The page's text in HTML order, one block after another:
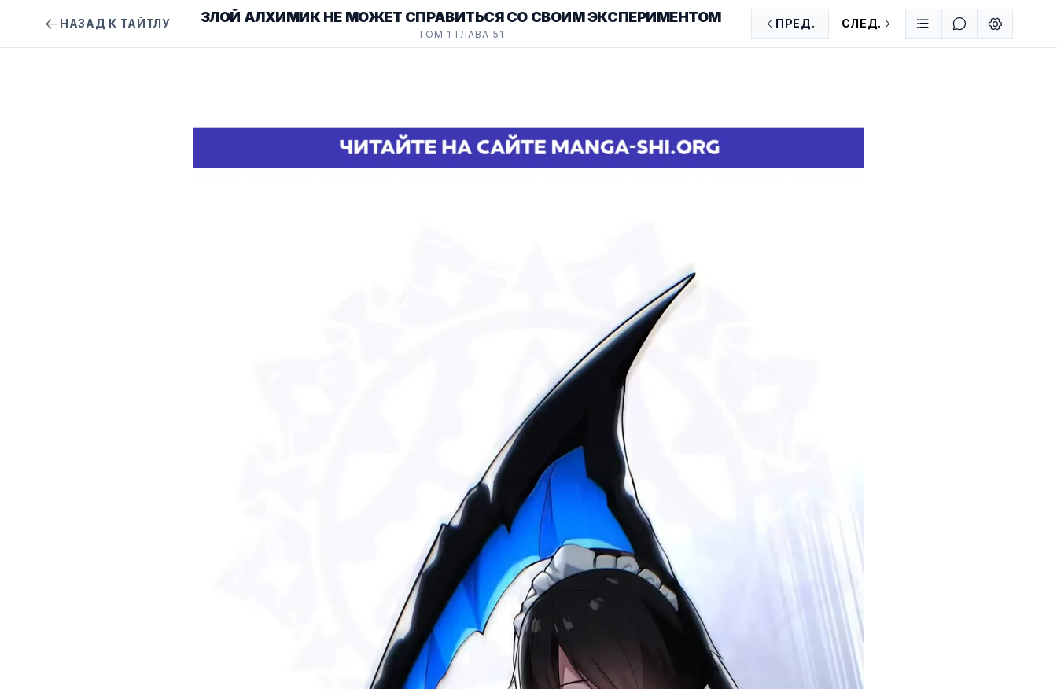
НАЗАД К ТАЙТЛУ ЗЛОЙ АЛХИМИК НЕ МОЖЕТ СПРАВИТЬСЯ СО СВОИМ ЭКСПЕРИМЕНТОМ
ТОМ 1 ГЛАВА 51
ПРЕД. СЛЕД.